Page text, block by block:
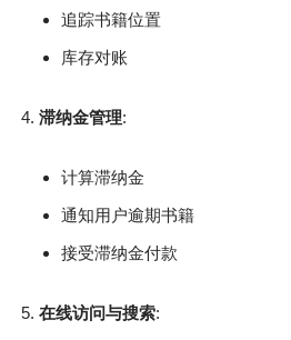
追踪书籍位置
库存对账
滞纳金管理:
计算滞纳金
通知用户逾期书籍
接受滞纳金付款
在线访问与搜索: